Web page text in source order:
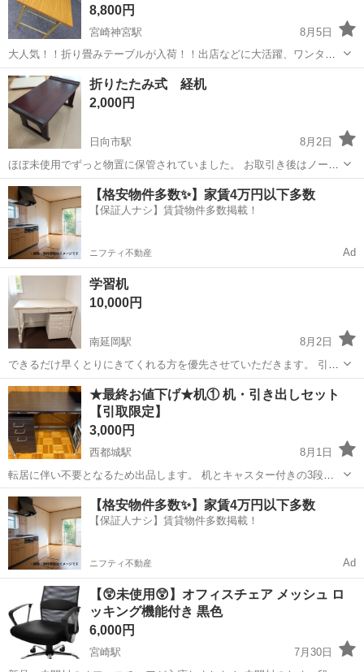
8,800円
宮崎神宮駅
8月5日
大人気！！折り畳みテーブルが入荷！！出店などに大活躍、ワンタッ
チで折り畳み可能です◎ サイズ：幅180×高さ70×奥行き60 🔻店舗にて
同時販売中です。 ご来店順にご案内させて頂いておりますのでお取り
置き・値下げはでき...
宮崎 宮崎市 宮崎神宮駅 オフィス用家具
折りたたみ式 経机
2,000円
日向市駅
8月2日
ほぼ未使用でずっと物置に保管されていました。 お取引き後はノーク
レームノーリターンでお願いいたします。 ※たまに猫を預かっていま
す。ご理解のある方でお願いいたします。
宮崎 日向市 日向市駅 オフィス用家具
【格安物件多数✨】家賃4万円以下多数
【保証人ナシ】賃貸物件多数掲載！
ニフティ不動産 Ad
学習机
10,000円
南延岡駅
8月2日
できるだけ早くとりにきてくれる方を優先させていただきます。 引き
渡しまでになるべく綺麗にしてお渡ししますが、 使用感ありです。 ナ
フコて12万円で購入しています。 鍵穴も取れてしまっているのでご理
解いただける方のみ よろ...
宮崎 延岡市 南延岡駅 オフィス用家具
★最終お値下げ★机① 机・引き出しセット
【引取限定】
3,000円
西都城駅
8月1日
転居に伴い不要となるため出品します。 机とキャスター付きの3段の
引き出しのセットです。 ・机 サイズ:高さ×幅×奥行[cm] 約
70×90×52 ・引き出し サイズ:高さ×幅×奥行[cm] 約60×30×40 大型
の...
宮崎 都城市 西都城駅 オフィス用家具 セット
【格安物件多数✨】家賃4万円以下多数
【保証人ナシ】賃貸物件多数掲載！
ニフティ不動産 Ad
【😲未使用😲】オフィスチェア メッシュ ロ
ッキング機能付き 黒色
6,000円
宮崎駅
7月30日